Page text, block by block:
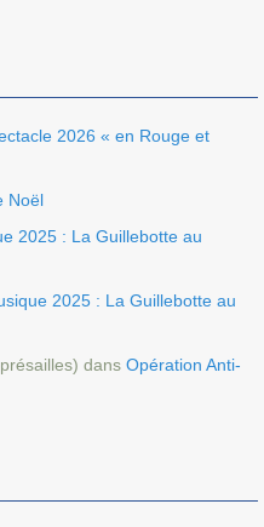
2026 « en Rouge et
Noël
2025 : La Guillebotte au
2025 : La Guillebotte au
dans Opération Anti-